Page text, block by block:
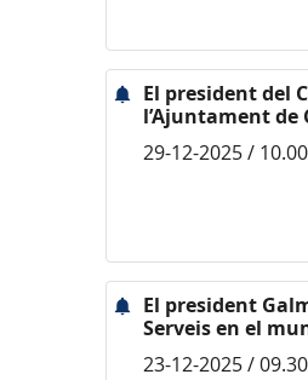
El president del
l’Ajuntament de
29-12-2025 /
El president
Serveis en el
23-12-2025 /